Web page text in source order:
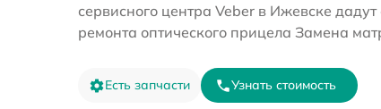
сервисного центра Veber в Ижевске дадут
ремонта оптического прицела Замена
Есть запчасти Узнать стоимость